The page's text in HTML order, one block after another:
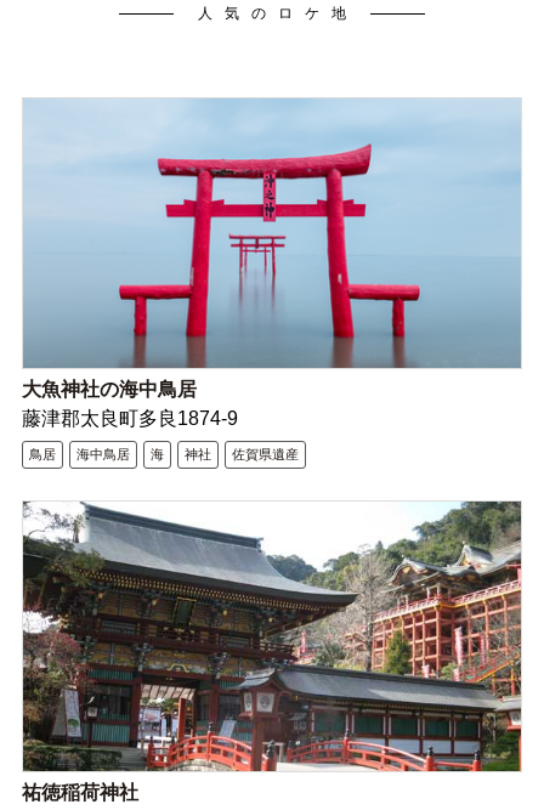
人気のロケ地
大魚神社の海中鳥居
藤津郡太良町多良1874-9
鳥居 海中鳥居 海 神社 佐賀県遺産
祐徳稲荷神社